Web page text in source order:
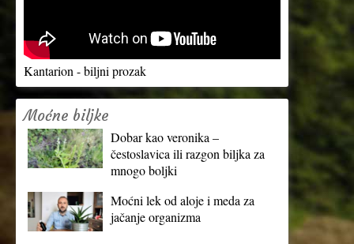
Kantarion - biljni prozak
Moćne biljke
Dobar kao veronika –
čestoslavica ili razgon biljka za
mnogo boljki
Moćni lek od aloje i meda za
jačanje organizma